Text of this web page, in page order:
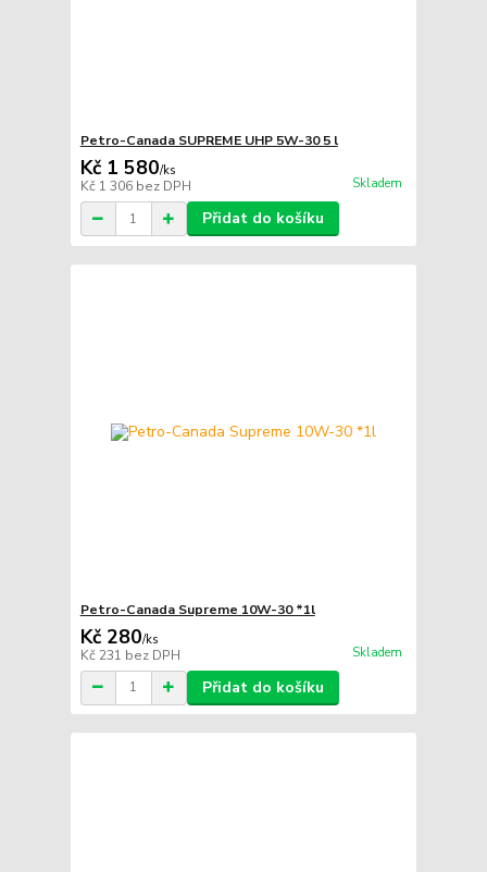
Petro-Canada SUPREME UHP 5W-30 5 l
Kč 1 580/ks
Kč 1 306 bez DPH Skladem
Přidat do košíku
Petro-Canada Supreme 10W-30 *1l
Kč 280/ks
Kč 231 bez DPH Skladem
Přidat do košíku